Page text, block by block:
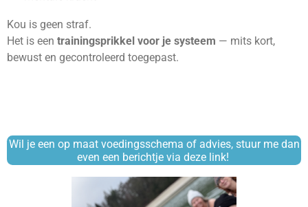
Kou is geen straf.
Het is een trainingsprikkel voor je systeem — mits kort,
bewust en gecontroleerd toegepast.
Wil je een op maat voedingsschema of advies, stuur me dan
even een berichtje via deze link!